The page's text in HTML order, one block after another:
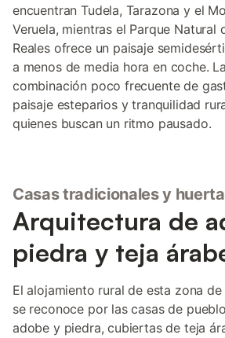
encuentran Tudela, Tarazona y el
Veruela, mientras el Parque Natural
Reales ofrece un paisaje
a menos de media hora en coche.
combinación poco frecuente de
paisaje esteparios y tranquilidad
quienes buscan un ritmo pausado.
Casas tradicionales y
Arquitectura de
piedra y teja
El alojamiento rural de esta zona de
se reconoce por las casas de
adobe y piedra, cubiertas de teja